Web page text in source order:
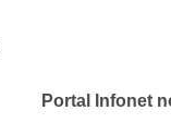
Portal Infonet